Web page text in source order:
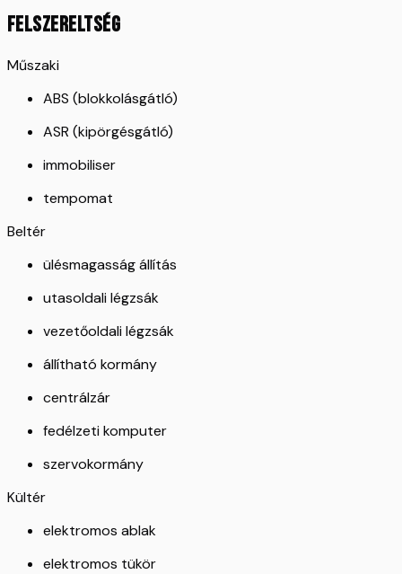
FELSZERELTSÉG
Műszaki
ABS (blokkolásgátló)
ASR (kipörgésgátló)
immobiliser
tempomat
Beltér
ülésmagasság állítás
utasoldali légzsák
vezetőoldali légzsák
állítható kormány
centrálzár
fedélzeti komputer
szervokormány
Kültér
elektromos ablak
elektromos tükör